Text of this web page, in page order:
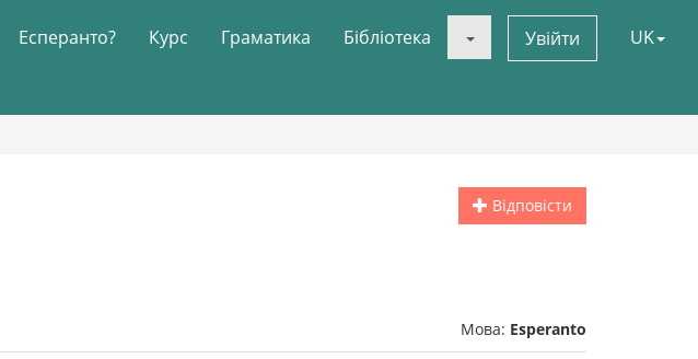
Есперанто? Курс Граматика Бібліотека Увійти UK
Відповісти
Мова: Esperanto